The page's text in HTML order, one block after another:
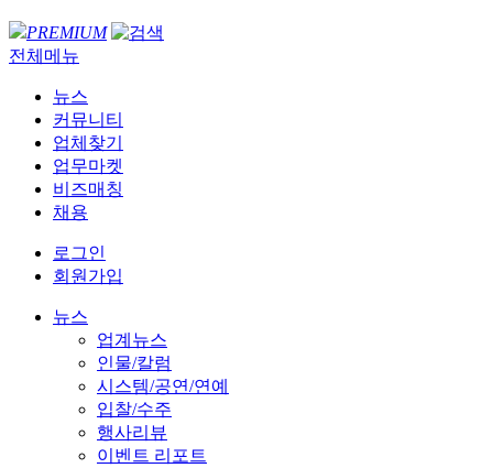
PREMIUM
전체메뉴
뉴스
커뮤니티
업체찾기
업무마켓
비즈매칭
채용
로그인
회원가입
뉴스
업계뉴스
인물/칼럼
시스템/공연/연예
입찰/수주
행사리뷰
이벤트 리포트